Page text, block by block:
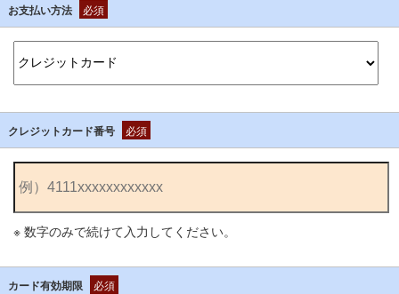
お支払い方法 必須
クレジットカード番号 必須
※ 数字のみで続けて入力してください。
カード有効期限 必須